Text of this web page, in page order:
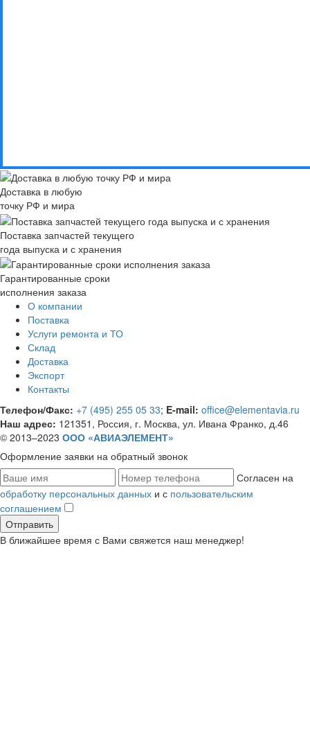
Доставка в любую
точку РФ и мира
Поставка запчастей текущего
года выпуска и с хранения
Гарантированные сроки
исполнения заказа
О компании
Поставка
Услуги ремонта и ТО
Склад
Доставка
Экспорт
Контакты
Телефон/Факс: +7 (495) 255 05 33; E-mail: office@elementavia.ru
Наш адрес: 121351, Россия, г. Москва, ул. Ивана Франко, д.46
© 2013–2023 ООО «АВИАЭЛЕМЕНТ»
Оформление заявки на обратный звонок
Согласен на
обработку персональных данных и с пользовательским
соглашением
В ближайшее время с Вами свяжется наш менеджер!